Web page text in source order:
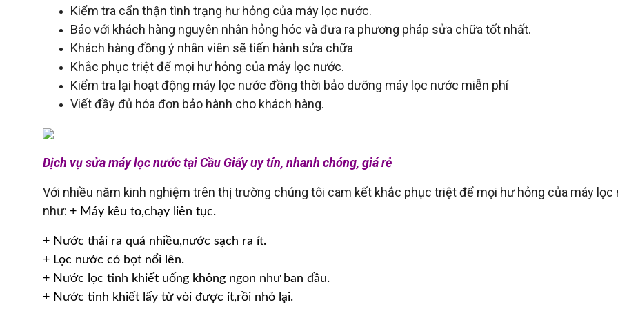
Kiểm tra cẩn thận tình trạng hư hỏng của máy lọc nước.
Báo với khách hàng nguyên nhân hỏng hóc và đưa ra phương pháp sửa chữa tốt nhất.
Khách hàng đồng ý nhân viên sẽ tiến hành sửa chữa
Khắc phục triệt để mọi hư hỏng của máy lọc nước.
Kiểm tra lại hoạt động máy lọc nước đồng thời bảo dưỡng máy lọc nước miễn phí
Viết đầy đủ hóa đơn bảo hành cho khách hàng.
Dịch vụ sửa máy lọc nước tại Cầu Giấy uy tín, nhanh chóng, giá rẻ
Với nhiều năm kinh nghiệm trên thị trường chúng tôi cam kết khắc phục triệt để mọi hư hỏng của máy lọc
như: + Máy kêu to,chạy liên tục.
+ Nước thải ra quá nhiều,nước sạch ra ít.
+ Lọc nước có bọt nổi lên.
+ Nước lọc tinh khiết uống không ngon như ban đầu.
+ Nước tinh khiết lấy từ vòi được ít,rồi nhỏ lại.